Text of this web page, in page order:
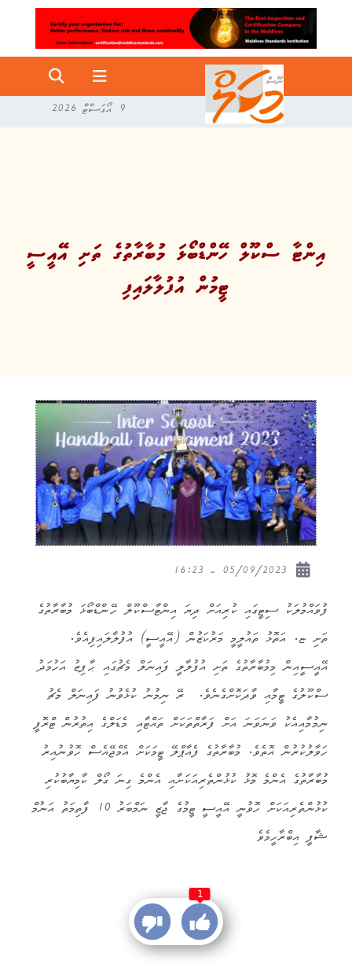
9 އޯގަސްޓް 2026
އިންޓާ ސްކޫލް ހޭންޑްބޯޅަ މުބާރާތުގެ ތަށި އޭއީސީ
ޓީމުން އުފުލާލައިފި
ފުވައްމުލަކު ސިޓީގައި ކުރިއަށް ދިޔަ އިންޓާސްކޫލް ހޭންޑްބޯޅަ މުބާރާތުގެ
ތަށި ޏ. އަތޮޅު ތައުލީމީ މަރުކަޒުން (އޭއީސީ) އުފުލާލައިފިއެވެ.
އޭއީސީއިން މިމުބާރާތުގެ ތަށި އުފުލާލީ ފައިނަލް މެޗުގައި ޙާފިޒު އަހުމަދު
ސްކޫލުގެ ޓީމާއި ވާދަކޮށްގެނެވެ. ރޭ ނިމުނު ކުޅެވުނު ފައިނަލް މެޗު
ނިމުމާއިއެކު ވަނަވަނަ އަށް ފަރާތްތަކަށް ތައްޓާއި މެޑަލްގެ އިތުރުން ޓްރޮފީ
ހަވާލުކުރުން އޮތެވެ. މުބާރާތުގެ ފެއާޕްލޭ ޓީމަކަށް އެމްޖޭއެސް ހޮވުނުއިރު
މުބާރާތުގެ އެންމެ މޮޅު ކުޅުންތެރިއަކަށާއި އެންމެ ގިނަ ގޯލް ކާމިޔާބުކުރި
ކުޅުންތެރިއަކަށް ހޮވުނީ އޭއީސީ ޓީމުގެ ޖާޒީ ނަމްބަރު 10 ފާތިމަތު އަނުމް
ޝާފީ އިބްރާހީމެވެ
1